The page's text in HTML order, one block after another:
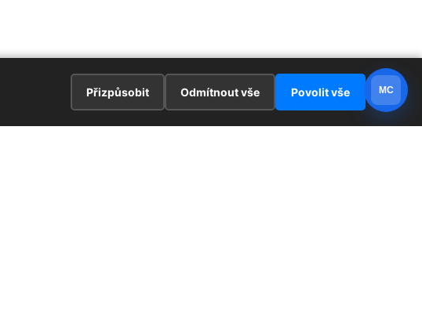
Přizpůsobit Odmítnout vše Povolit vše MC